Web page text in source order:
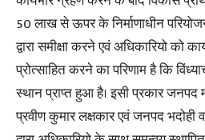
50 लाख से ऊपर के निर्माणाधीन
द्वारा समीक्षा करने एवं अधिकारियो को
प्रोत्साहित करने का परिणाम है कि
स्थान प्राप्त हुआ है। इसी प्रकार जनपद
प्रवीण कुमार लक्षकार एवं जनपद